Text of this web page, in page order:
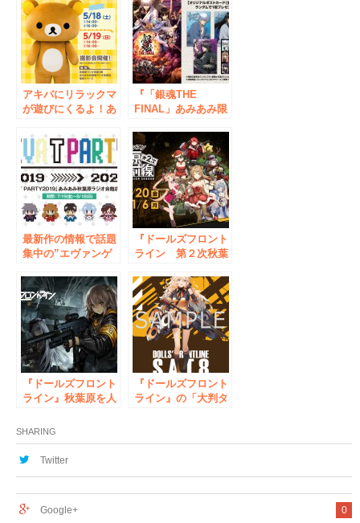
葉原２店舗も参戦!!
アキバにリラックマ
が遊びにくるよ！あ
会館店で撮影会を開
催。
『「銀魂THE
FINAL」あみあみ限
ンペーン』が、あみ
あみオンラインショ
ップ＆あみあみ秋葉
原ラジオ会館店で開
催！
最新作の情報で話題
集中の”エヴァンゲ
ベント「EVA T
PARTY2019 with あ
みあみ秋葉原ラジオ
会館店」 が開催！
『ドールズフロント
ライン 第２次秋葉
みあみ秋葉原２店舗
も参戦!
『ドールズフロント
ライン』秋葉原を人
ック。リアルイベン
ト『第二次秋葉原上
陸前線』開催！
『ドールズフロント
ライン』の「大判タ
3ヶ月連続発売！
SHARING
Twitter
0
Google+